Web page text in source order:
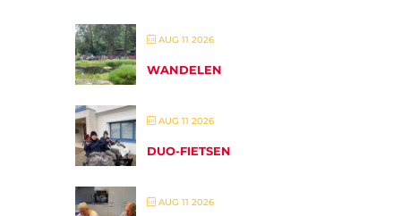
AUG 11 2026
WANDELEN
AUG 11 2026
DUO-FIETSEN
AUG 11 2026